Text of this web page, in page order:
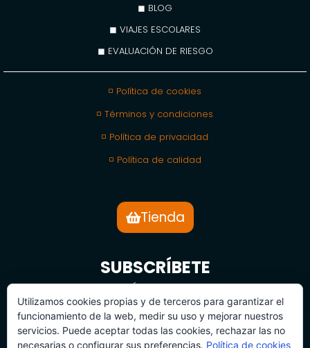
◼ BLOG
◼ VIAJES ESCOLARES
◼ EVALUACIÓN DE RIESGO
◽ Política de cookies
◽ Términos y condiciones
◽ Política de privacidad
◽ Política de calidad
Tienda
SUBSCRÍBETE
BOLETÍN DE NOTICIAS
Utilizamos cookies propias y de terceros para garantizar el
funcionamiento de la web, medir su uso y mejorar nuestros
servicios. Puede aceptar todas las cookies, rechazar las no
necesarias o configurar sus preferencias. Política de cookies